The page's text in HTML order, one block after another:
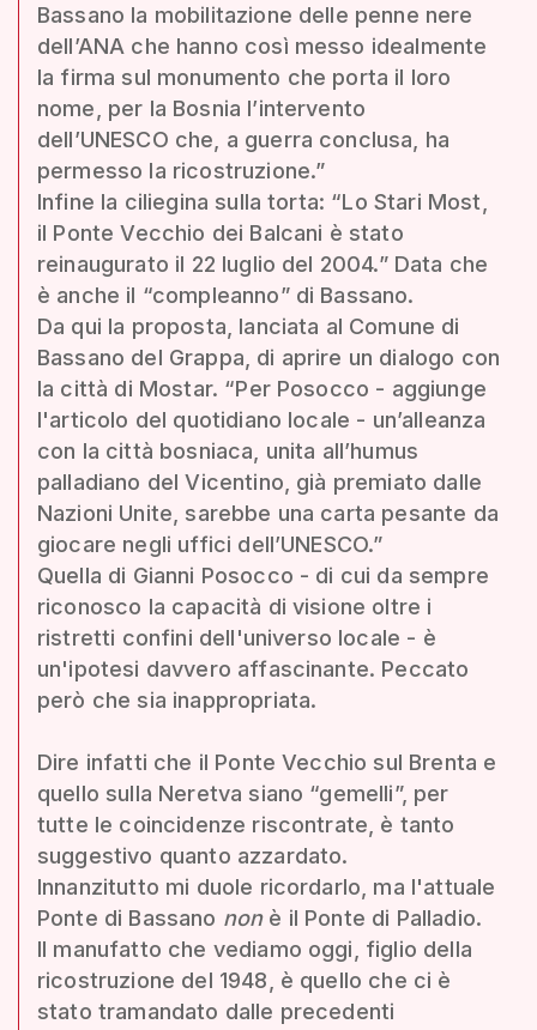
Bassano la mobilitazione delle penne nere
dell’ANA che hanno così messo idealmente
la firma sul monumento che porta il loro
nome, per la Bosnia l’intervento
dell’UNESCO che, a guerra conclusa, ha
permesso la ricostruzione.”
Infine la ciliegina sulla torta: “Lo Stari Most,
il Ponte Vecchio dei Balcani è stato
reinaugurato il 22 luglio del 2004.” Data che
è anche il “compleanno” di Bassano.
Da qui la proposta, lanciata al Comune di
Bassano del Grappa, di aprire un dialogo con
la città di Mostar. “Per Posocco - aggiunge
l'articolo del quotidiano locale - un’alleanza
con la città bosniaca, unita all’humus
palladiano del Vicentino, già premiato dalle
Nazioni Unite, sarebbe una carta pesante da
giocare negli uffici dell’UNESCO.”
Quella di Gianni Posocco - di cui da sempre
riconosco la capacità di visione oltre i
ristretti confini dell'universo locale - è
un'ipotesi davvero affascinante. Peccato
però che sia inappropriata.
Dire infatti che il Ponte Vecchio sul Brenta e
quello sulla Neretva siano “gemelli”, per
tutte le coincidenze riscontrate, è tanto
suggestivo quanto azzardato.
Innanzitutto mi duole ricordarlo, ma l'attuale
Ponte di Bassano nonè il Ponte di Palladio.
Il manufatto che vediamo oggi, figlio della
ricostruzione del 1948, è quello che ci è
stato tramandato dalle precedenti